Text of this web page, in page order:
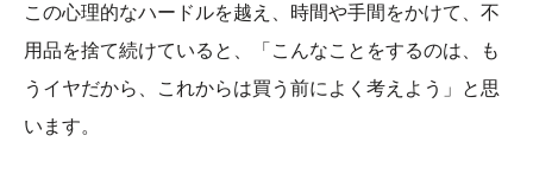
この心理的なハードルを越え、時間や手間をかけて、不
用品を捨て続けていると、「こんなことをするのは、も
うイヤだから、これからは買う前によく考えよう」と思
います。